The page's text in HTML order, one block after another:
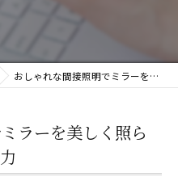
おしゃれな間接照明でミラーを美しく照らすインテリア照明の魅力
ラーを美しく照ら